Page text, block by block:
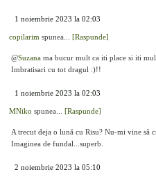
1 noiembrie 2023 la 02:03
copilarim spunea... [Raspunde]
@Suzana ma bucur mult ca iti place si iti
Imbratisari cu tot dragul :)!!
1 noiembrie 2023 la 02:03
MNiko spunea... [Raspunde]
A trecut deja o lună cu Risu? Nu-mi vine să
Imaginea de fundal...superb.
2 noiembrie 2023 la 05:10